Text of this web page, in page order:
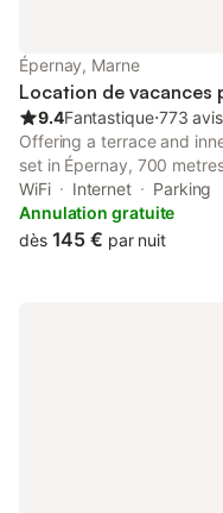
Épernay, Marne
Location de vacances
9.4Fantastique⋅773 avis
Offering a terrace and
set in Épernay, 700
km from Villa Demoiselle.
and breakfast for the
WiFi Internet
Parking
Annulation gratuite
dès 145 € par nuit